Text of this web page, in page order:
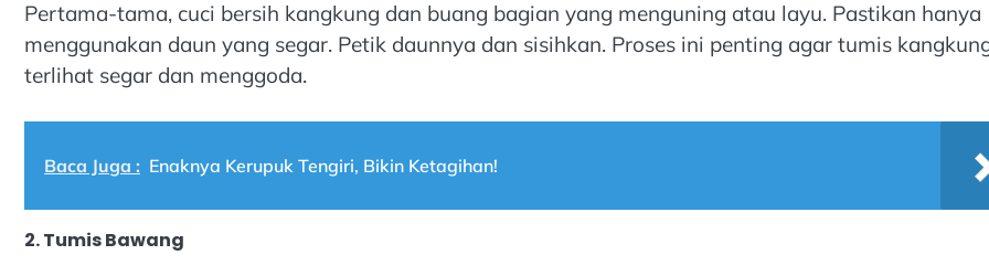
Pertama-tama, cuci bersih kangkung dan buang bagian yang menguning atau layu. Pastikan hanya
menggunakan daun yang segar. Petik daunnya dan sisihkan. Proses ini penting agar tumis
terlihat segar dan menggoda.
Baca Juga : Enaknya Kerupuk Tengiri, Bikin Ketagihan!
2. Tumis Bawang